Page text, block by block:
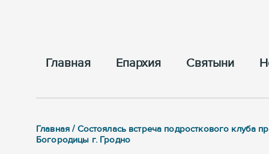
Главная Епархия Cвятыни
Главная / Состоялась встреча подросткового
Богородицы г. Гродно